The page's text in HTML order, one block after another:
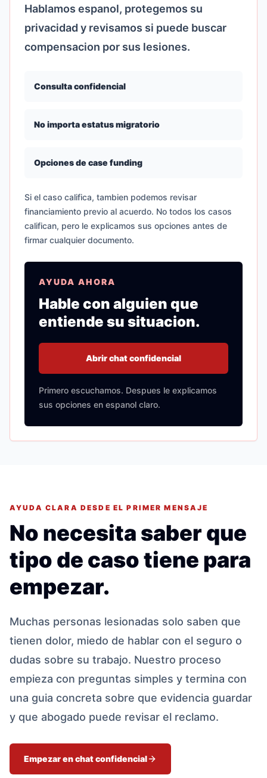
Hablamos espanol, protegemos su
privacidad y revisamos si puede buscar
compensacion por sus lesiones.
Consulta confidencial
No importa estatus migratorio
Opciones de case funding
Si el caso califica, tambien podemos revisar
financiamiento previo al acuerdo. No todos los casos
califican, pero le explicamos sus opciones antes de
firmar cualquier documento.
AYUDA AHORA
Hable con alguien que
entiende su situacion.
Abrir chat confidencial
Primero escuchamos. Despues le explicamos
sus opciones en espanol claro.
AYUDA CLARA DESDE EL PRIMER MENSAJE
No necesita saber que
tipo de caso tiene para
empezar.
Muchas personas lesionadas solo saben que
tienen dolor, miedo de hablar con el seguro o
dudas sobre su trabajo. Nuestro proceso
empieza con preguntas simples y termina con
una guia concreta sobre que evidencia guardar
y que abogado puede revisar el reclamo.
Empezar en chat confidencial